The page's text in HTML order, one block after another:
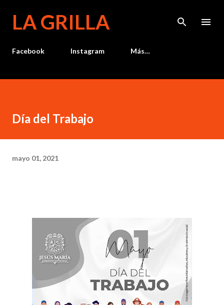
LA GRILLA
Facebook Instagram Más…
Día del Trabajo
mayo 01, 2021